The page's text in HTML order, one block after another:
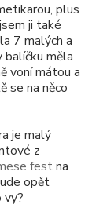
plus
ji také
7 malých a
měla
voní mátou a
se na něco
je malý
z
festna
opět
vy?